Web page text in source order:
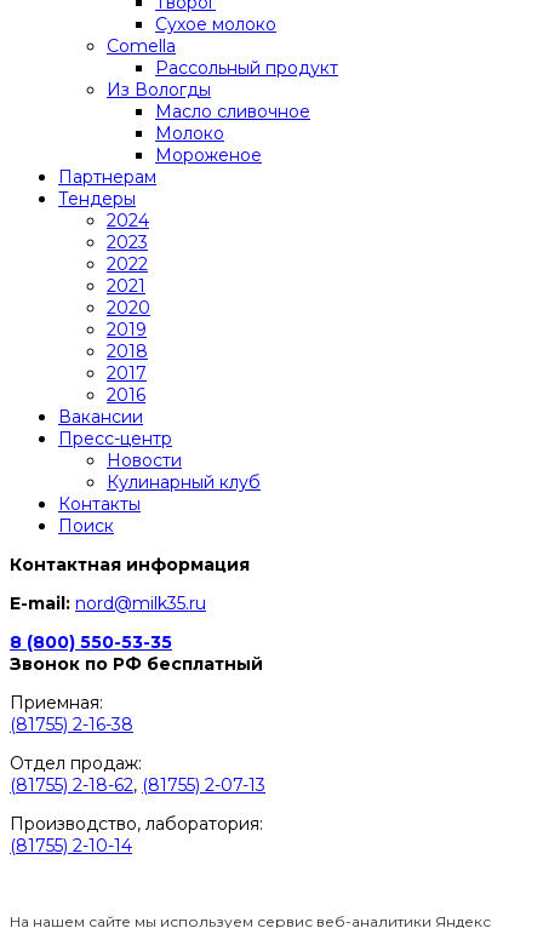
Сухое молоко
Comеlla
Рассольный продукт
Из Вологды
Масло сливочное
Молоко
Мороженое
Партнерам
Тендеры
2024
2023
2022
2021
2020
2019
2018
2017
2016
Вакансии
Пресс-центр
Новости
Кулинарный клуб
Контакты
Поиск
Контактная информация
E-mail: nord@milk35.ru
8 (800) 550-53-35
Звонок по РФ бесплатный
Приемная:
(81755) 2-16-38
Отдел продаж:
(81755) 2-18-62, (81755) 2-07-13
Производство, лаборатория:
(81755) 2-10-14
На нашем сайте мы используем сервис веб-аналитики Яндекс